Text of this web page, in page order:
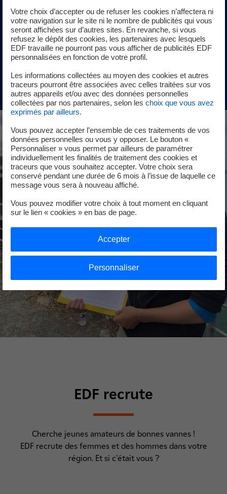
dispositif de sécurité d’EDF Hydro. Avoir un bon
relationnel, de l'aisance à l’oral, un bon niveau d’anglais et
des connaissances dans les domaines de l’énergie, de l’eau
et de l’environnement seront un plus.
Consulter l'offre
EDF recrute
Cherche jeunes amateurs de bonnes vannes !
EDF recrute des femmes et des hommes dans votre
région. Et si c'était vous ?
Votre choix d’accepter ou de refuser les cookies n’affectera ni
votre navigation sur le site ni le nombre de publicités qui vous
seront affichées sur d’autres sites. En revanche, si vous
refusez le dépôt des cookies, les partenaires avec lesquels
EDF travaille ne pourront pas vous afficher de publicités EDF
personnalisées en fonction de votre profil.
Les informations collectées au moyen des cookies et autres
traceurs pourront être associées avec celles traitées sur vos
autres appareils et/ou avec des données personnelles
collectées par nos partenaires, selon les choix que vous avez
exprimés par ailleurs.
Vous pouvez accepter l’ensemble de ces traitements de vos
données personnelles ou vous y opposer. Le bouton «
Personnaliser » vous permet par ailleurs de paramétrer
individuellement les finalités de traitement des cookies et
traceurs que vous souhaitez accepter. Votre choix sera
conservé pendant une durée de 6 mois à l’issue de laquelle ce
message vous sera à nouveau affiché.
Vous pouvez modifier votre choix à tout moment en cliquant
sur le lien « cookies » en bas de page.
Personnaliser
Accepter